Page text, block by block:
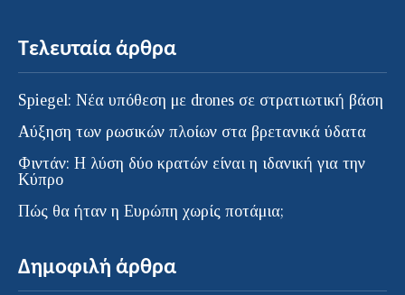
Τελευταία άρθρα
Spiegel: Νέα υπόθεση με drones σε στρατιωτική βάση
Αύξηση των ρωσικών πλοίων στα βρετανικά ύδατα
Φιντάν: Η λύση δύο κρατών είναι η ιδανική για την
Κύπρο
Πώς θα ήταν η Ευρώπη χωρίς ποτάμια;
Δημοφιλή άρθρα